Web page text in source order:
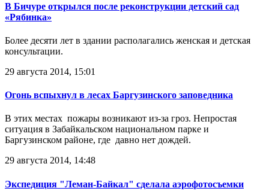
В Бичуре открылся после реконструкции детский сад
«Рябинка»
Более десяти лет в здании располагались женская и детская
консультации.
29 августа 2014, 15:01
Огонь вспыхнул в лесах Баргузинского заповедника
В этих местах пожары возникают из-за гроз. Непростая
ситуация в Забайкальском национальном парке и
Баргузинском районе, где давно нет дождей.
29 августа 2014, 14:48
Экспедиция "Леман-Байкал" сделала аэрофотосъемки